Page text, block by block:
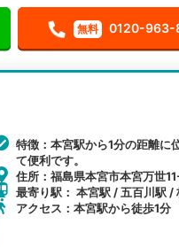
無料 0120-963-
特徴：本宮駅から1分の距離に
て便利です。
住所：福島県本宮市本宮万世
最寄り駅： 本宮駅 / 五百川駅 /
アクセス：本宮駅から徒歩1分